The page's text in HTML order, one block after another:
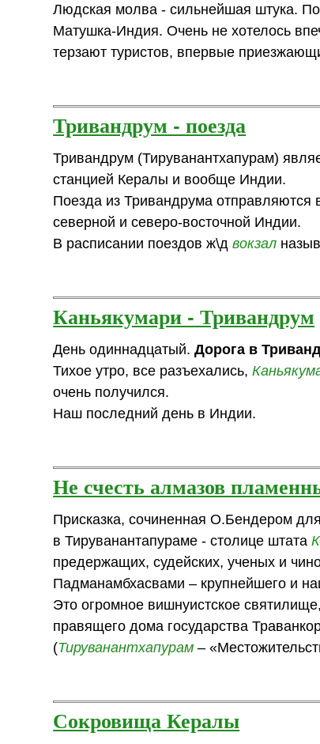
Людская молва - сильнейшая штука.
Матушка-Индия. Очень не хотелось
терзают туристов, впервые
Тривандрум - поезда
Тривандрум (Тируванантхапурам)
станцией Кералы и вообще Индии.
Поезда из Тривандрума
северной и северо-восточной Индии.
В расписании поездов ж\двокзал
Каньякумари - Тривандрум
День одиннадцатый.Дорога в
Тихое утро, все разъехались,
очень получился.
Наш последний день в Индии.
Не счесть алмазов
Присказка, сочиненная О.Бендером
в Тируванантапураме - столице штата
предержащих, судейских, ученых и
Падманамбхасвами – крупнейшего и
Это огромное вишнуистское
правящего дома государства
(Тируванантхапурам –
Сокровища Кералы